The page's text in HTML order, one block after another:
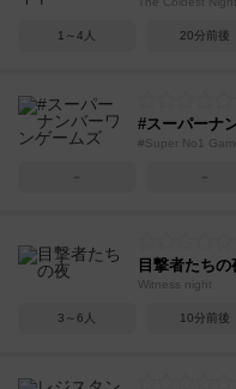
1～4人 20分前後
#スーパーナ
#Super No1
－ －
目撃者たちの
Witness night
3～6人 10分前後